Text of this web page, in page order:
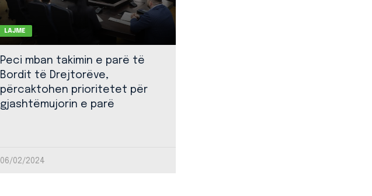
LAJME
Peci mban takimin e parë të
Bordit të Drejtorëve,
përcaktohen prioritetet për
gjashtëmujorin e parë
06/02/2024